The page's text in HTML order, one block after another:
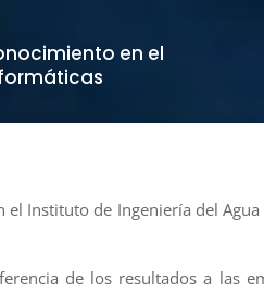
en el
Instituto de Ingeniería del
de los resultados a las